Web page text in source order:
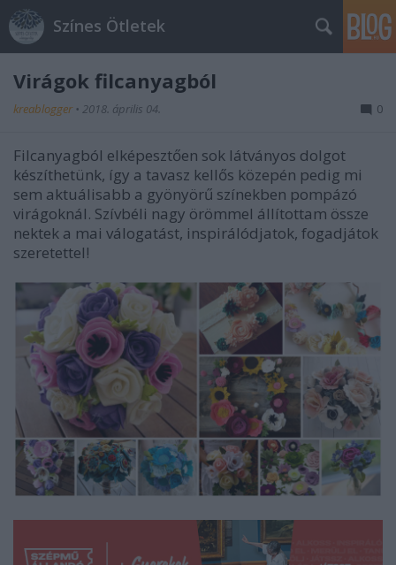
Színes Ötletek
Virágok filcanyagból
kreablogger • 2018. április 04. 0
Filcanyagból elképesztően sok látványos dolgot
készíthetünk, így a tavasz kellős közepén pedig mi
sem aktuálisabb a gyönyörű színekben pompázó
virágoknál. Szívbéli nagy örömmel állítottam össze
nektek a mai válogatást, inspirálódjatok, fogadjátok
szeretettel!